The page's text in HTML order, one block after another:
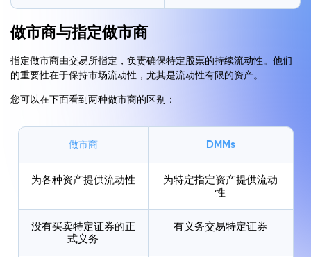
做市商与指定做市商
指定做市商由交易所指定，负责确保特定股票的持续流动性。他们
的重要性在于保持市场流动性，尤其是流动性有限的资产。
您可以在下面看到两种做市商的区别：
做市商 DMMs
为各种资产提供流动性
为特定指定资产提供流动
性
没有买卖特定证券的正
式义务
有义务交易特定证券